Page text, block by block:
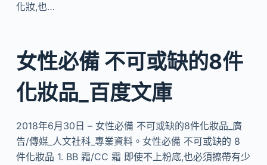
化妝,也…
女性必備 不可或缺的8件
化妝品_百度文庫
2018年6月30日 – 女性必備 不可或缺的8件化妝品_廣
告/傳媒_人文社科_專業資料。女性必備 不可或缺的 8
件化妝品 1. BB 霜/CC 霜 即使不上粉底,也必須擦帶有少